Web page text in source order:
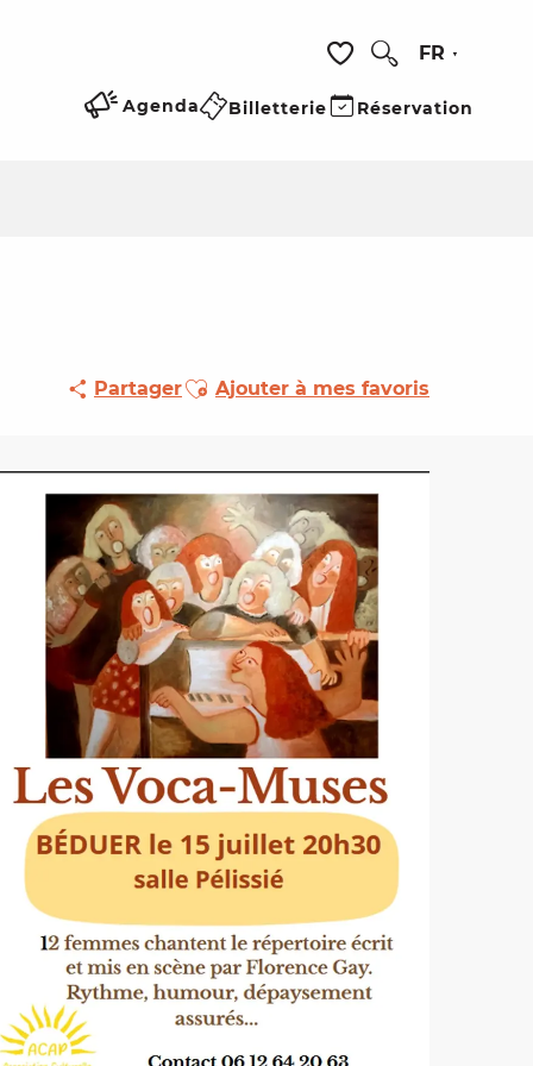
Voir les favoris
FR
Agenda Billetterie Réservation
PartagerAjouter aux favoris
Ajouter à mes favoris